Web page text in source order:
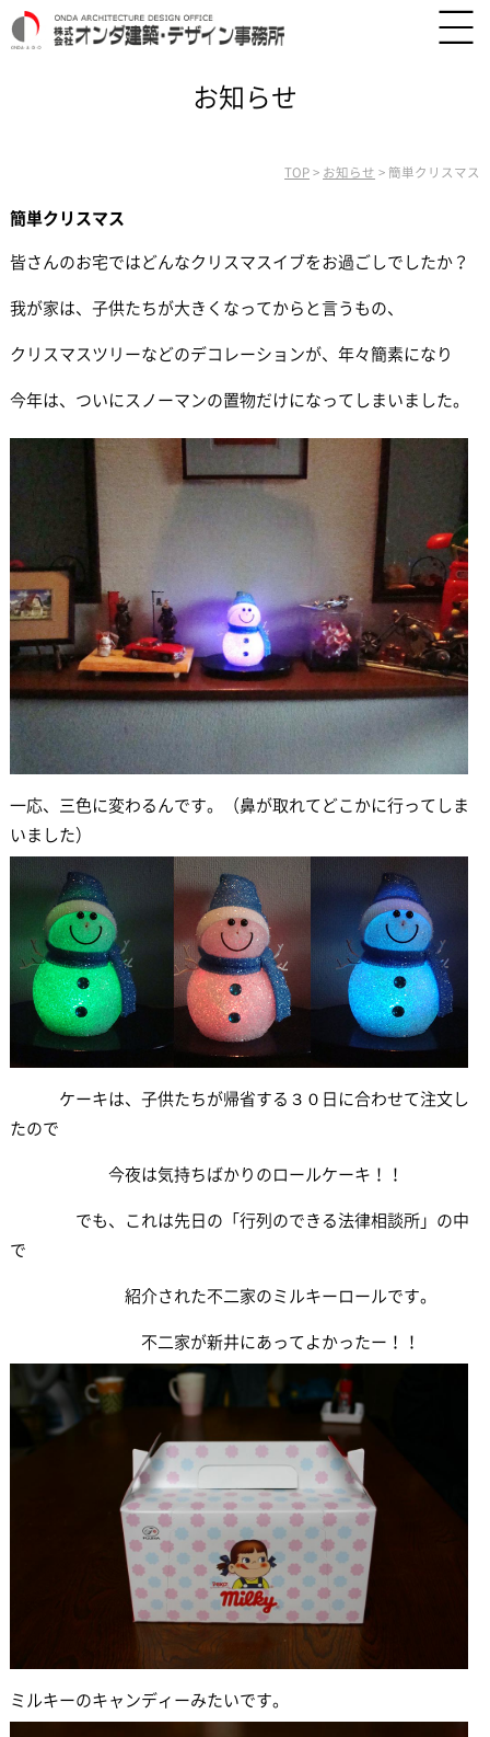
お知らせ
TOP > お知らせ >簡単クリスマス
簡単クリスマス
皆さんのお宅ではどんなクリスマスイブをお過ごしでしたか？
我が家は、子供たちが大きくなってからと言うもの、
クリスマスツリーなどのデコレーションが、年々簡素になり
今年は、ついにスノーマンの置物だけになってしまいました。
一応、三色に変わるんです。（鼻が取れてどこかに行ってしま
いました）
ケーキは、子供たちが帰省する３０日に合わせて注文し
たので
今夜は気持ちばかりのロールケーキ！！
でも、これは先日の「行列のできる法律相談所」の中
で
紹介された不二家のミルキーロールです。
不二家が新井にあってよかったー！！
ミルキーのキャンディーみたいです。